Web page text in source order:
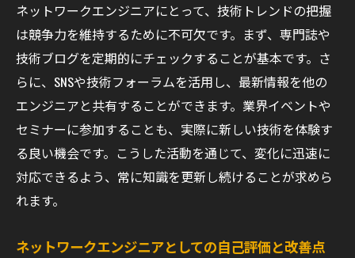
企業文化を学ぶことで得られる社会人とし
ての視点
ネットワークエンジニアとしてのプロジェ
クト参画体験
インターンシップがキャリアに与える長期
的な影響
知識とスキルをどう磨く？ネットワークエンジ
ニアのための学習戦略
析
ネットワークエンジニアにとって、技術トレンドの把握
は競争力を維持するために不可欠です。まず、専門誌や
技術ブログを定期的にチェックすることが基本です。さ
らに、SNSや技術フォーラムを活用し、最新情報を他の
エンジニアと共有することができます。業界イベントや
セミナーに参加することも、実際に新しい技術を体験す
る良い機会です。こうした活動を通じて、変化に迅速に
対応できるよう、常に知識を更新し続けることが求めら
れます。
ネットワークエンジニアとしての自己評価と改善点